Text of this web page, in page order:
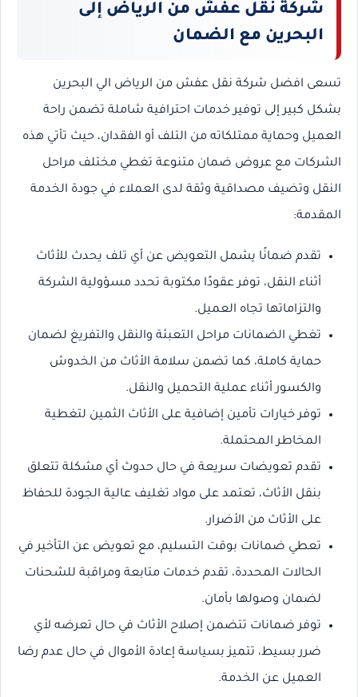
شركة نقل عفش من الرياض إلى
البحرين مع الضمان
تسعى افضل شركة نقل عفش من الرياض الي البحرين
بشكل كبير إلى توفير خدمات احترافية شاملة تضمن راحة
العميل وحماية ممتلكاته من التلف أو الفقدان، حيث تأتي هذه
الشركات مع عروض ضمان متنوعة تغطي مختلف مراحل
النقل وتضيف مصداقية وثقة لدى العملاء في جودة الخدمة
المقدمة:
تقدم ضمانًا يشمل التعويض عن أي تلف يحدث للأثاث
أثناء النقل، توفر عقودًا مكتوبة تحدد مسؤولية الشركة
والتزاماتها تجاه العميل.
تغطي الضمانات مراحل التعبئة والنقل والتفريغ لضمان
حماية كاملة، كما تضمن سلامة الأثاث من الخدوش
والكسور أثناء عملية التحميل والنقل.
توفر خيارات تأمين إضافية على الأثاث الثمين لتغطية
المخاطر المحتملة.
تقدم تعويضات سريعة في حال حدوث أي مشكلة تتعلق
بنقل الأثاث، تعتمد على مواد تغليف عالية الجودة للحفاظ
على الأثاث من الأضرار.
تعطي ضمانات بوقت التسليم، مع تعويض عن التأخير في
الحالات المحددة، تقدم خدمات متابعة ومراقبة للشحنات
لضمان وصولها بأمان.
توفر ضمانات تتضمن إصلاح الأثاث في حال تعرضه لأي
ضرر بسيط، تتميز بسياسة إعادة الأموال في حال عدم رضا
العميل عن الخدمة.